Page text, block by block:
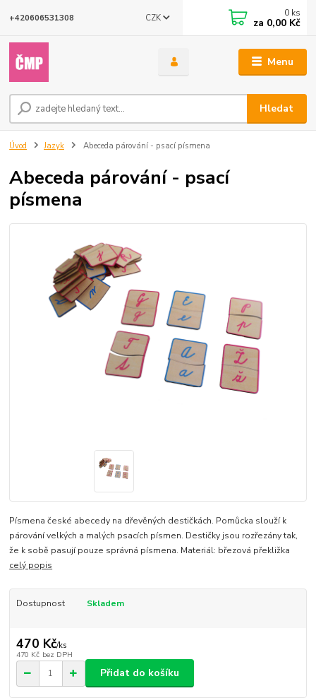
Menu
CZK
Hledat
+420606531308 0 ks
za 0,00 Kč
Úvod Jazyk Abeceda párování - psací písmena
Abeceda párování - psací
písmena
Písmena české abecedy na dřevěných destičkách. Pomůcka slouží k
párování velkých a malých psacích písmen. Destičky jsou rozřezány tak,
že k sobě pasují pouze správná písmena. Materiál: březová překližka
celý popis
Dostupnost Skladem
470 Kč/ks
470 Kč bez DPH
Přidat do košíku